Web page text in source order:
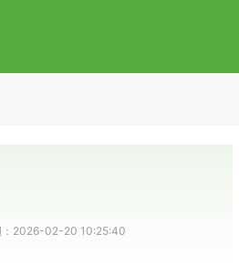
2026-02-20 10:25:40